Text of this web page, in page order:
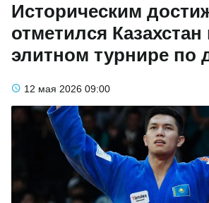
Историческим
отметился Казахстан
элитном турнире по
12 мая 2026 09:00